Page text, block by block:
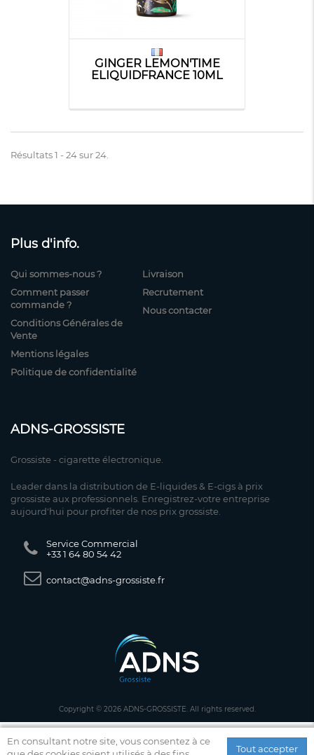
GINGER LEMON'TIME
ELIQUIDFRANCE 10ML
Résultats 1 - 24 sur 24.
Plus d'info.
Qui sommes-nous ?
Comment passer
commande ?
Conditions Générales de
Vente
Mentions légales
Politique de confidentialité
Livraison
Recrutement
Nous contacter
ADNS-GROSSISTE
Grossiste - cigarette électronique.
Leader dans la distribution de E-liquides & E-cigs à prix
grossiste aux professionnels. Enregistrez-votre entreprise
aujourd'hui pour profiter de nos prix grossiste.
Service Commercial
+33 1 64 80 54 42
contact@adns-grossiste.fr
En consultant notre site, vous consentez à ce
Tout accepter
Copyright © 2026 ADNS-GROSSISTE. All rights reserved.